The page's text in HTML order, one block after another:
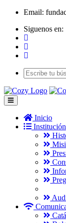
Email:
Siguenos en:
Inicio
Institución